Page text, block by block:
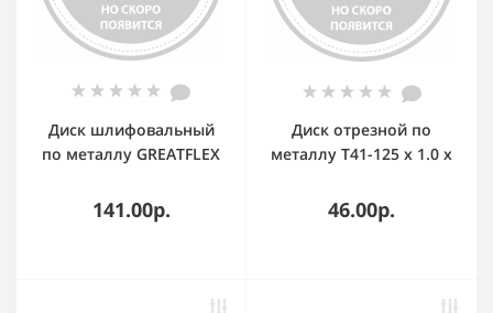
Диск шлифовальный
по металлу GREATFLEX
класс Master
141.00р.
Диск отрезной по
металлу T41-125 х 1.0 х
46.00р.